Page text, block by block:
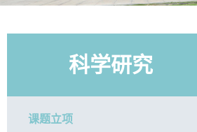
科学研究
课题立项